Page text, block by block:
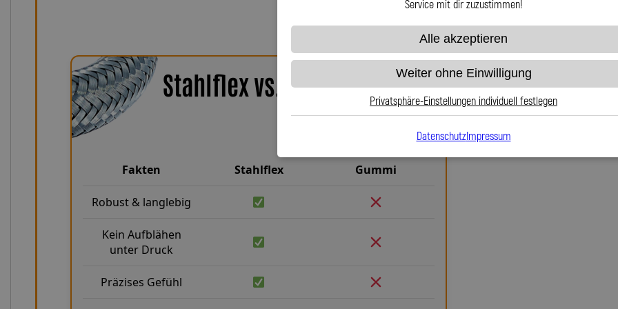
Stahlflex vs. Gummi
Fakten Stahlflex Gummi
Robust & langlebig
Kein Aufblähen
unter Druck
Präzises Gefühl
Warum Stahlflex-
Wenn es um Sicherheit,
herkömmlichen Gummileitungen
exakten Druckpunkt und
Service mit dir zuzustimmen!
Alle akzeptieren
Weiter ohne Einwilligung
Privatsphäre-Einstellungen individuell festlegen
DatenschutzImpressum